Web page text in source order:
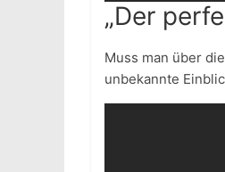
„Der
Muss man über
unbekannte